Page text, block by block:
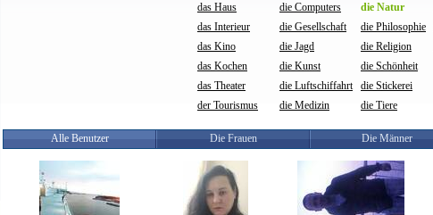
das Haus
das Interieur
das Kino
das Kochen
das Theater
der Tourismus
die Computers
die Gesellschaft
die Jagd
die Kunst
die Luftschiffahrt
die Medizin
die Natur
die Philosophie
die Religion
die Schönheit
die Stickerei
die Tiere
Alle Benutzer Die Frauen Die Männer